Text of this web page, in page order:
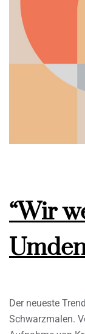
“Wir
Der neueste
Schwarzmalen.